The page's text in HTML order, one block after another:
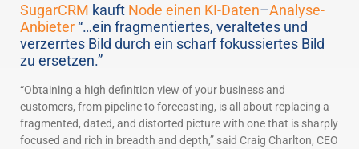
SugarCRM kauft Node einen KI-Daten–Analyse-
Anbieter “…ein fragmentiertes, veraltetes und
verzerrtes Bild durch ein scharf fokussiertes Bild
zu ersetzen.”
“Obtaining a high definition view of your business and
customers, from pipeline to forecasting, is all about replacing a
fragmented, dated, and distorted picture with one that is sharply
focused and rich in breadth and depth,” said Craig Charlton, CEO